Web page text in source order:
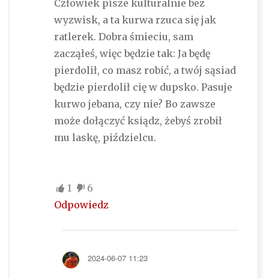
Człowiek pisze kulturalnie bez
wyzwisk, a ta kurwa rzuca się jak
ratlerek. Dobra śmieciu, sam
zacząłeś, więc będzie tak: Ja będę
pierdolił, co masz robić, a twój sąsiad
będzie pierdolił cię w dupsko. Pasuje
kurwo jebana, czy nie? Bo zawsze
może dołączyć ksiądz, żebyś zrobił
mu laskę, piździelcu.
1
6
Odpowiedz
2024-06-07 11:23